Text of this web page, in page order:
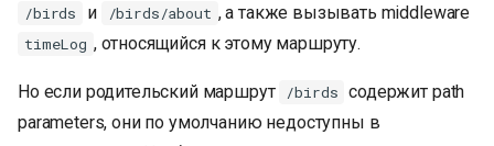
/birds и /birds/about , а также вызывать middleware
timeLog , относящийся к этому маршруту.
Но если родительский маршрут /birds содержит path
parameters, они по умолчанию недоступны в